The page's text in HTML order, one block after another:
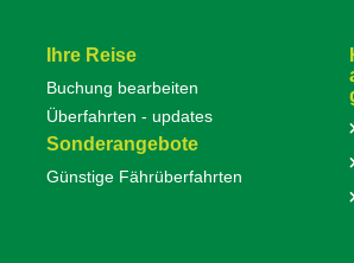
Ihre Reise
Buchung bearbeiten
Überfahrten - updates
Sonderangebote
Günstige Fährüberfahrten